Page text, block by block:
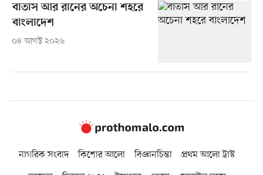
বাতাস আর রানের অচেনা শহরে
বাংলাদেশ
০৪ আগস্ট ২০২৬
নাগরিক সংবাদ কিশোর আলো বিজ্ঞানচিন্তা
প্রথম আলো ট্রাস্ট